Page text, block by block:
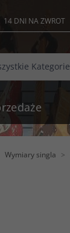
14 DNI NA ZWROT
Kategorie
Wymiary singla